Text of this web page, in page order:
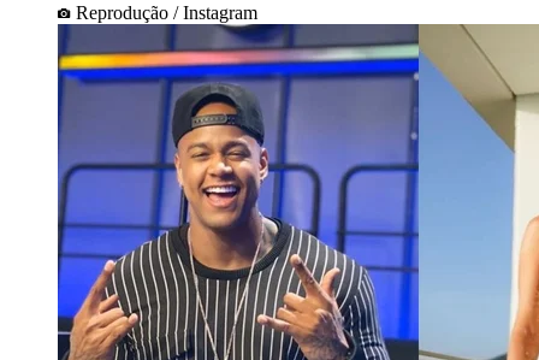
Reprodução / Instagram